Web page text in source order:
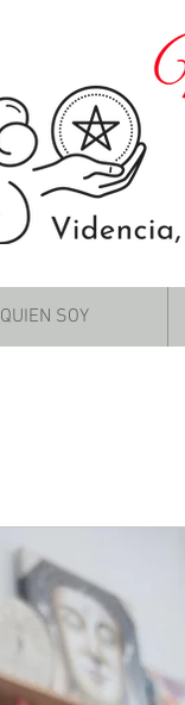
QUIEN SOY